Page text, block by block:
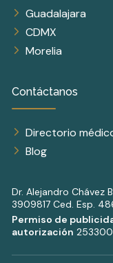
Guadalajara
CDMX
Morelia
Contáctanos
Directorio
Blog
Dr. Alejandro Chávez
3909817 Ced. Esp.
Permiso de
autorización